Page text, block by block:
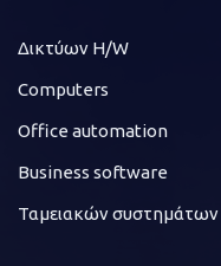
Δικτύων H/W
Computers
Office automation
Business software
Ταμειακών συστημάτων